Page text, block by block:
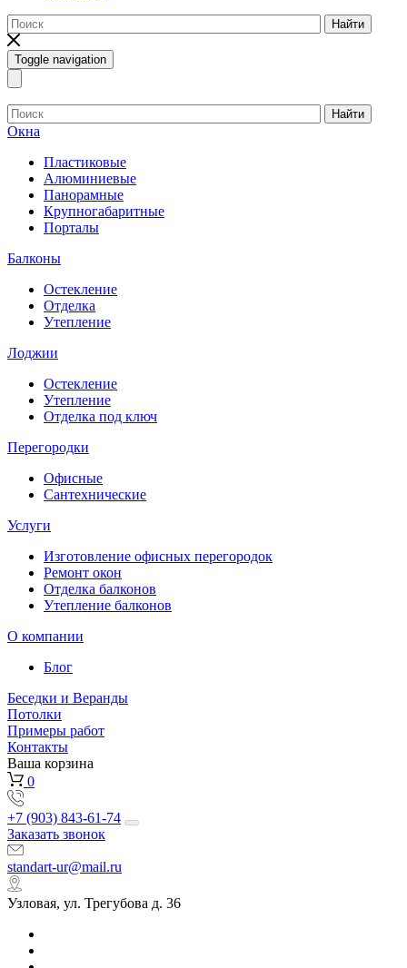
Найти
Toggle navigation
Найти
Окна
Пластиковые
Алюминиевые
Панорамные
Крупногабаритные
Порталы
Балконы
Остекление
Отделка
Утепление
Лоджии
Остекление
Утепление
Отделка под ключ
Перегородки
Офисные
Сантехнические
Услуги
Изготовление офисных перегородок
Ремонт окон
Отделка балконов
Утепление балконов
О компании
Блог
Беседки и Веранды
Потолки
Примеры работ
Контакты
Ваша корзина
0
+7 (903) 843-61-74
Заказать звонок
standart-ur@mail.ru
Узловая, ул. Трегубова д. 36